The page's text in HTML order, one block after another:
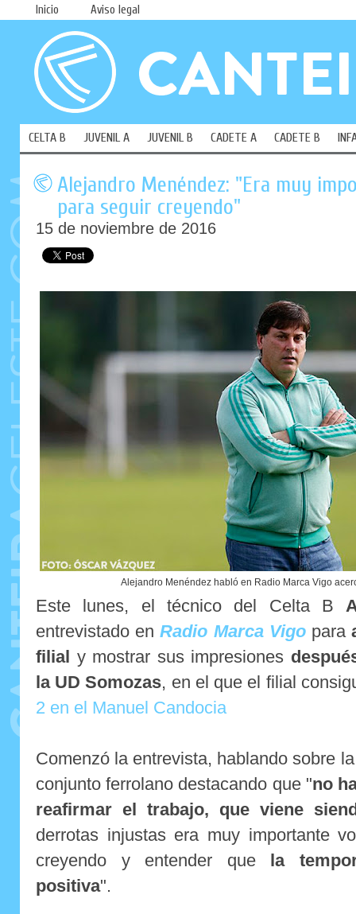
Inicio Aviso legal
CELTA B JUVENIL A JUVENIL B CADETE A CADETE B
Alejandro Menéndez: "Era muy
para seguir creyendo"
15 de noviembre de 2016
Alejandro Menéndez habló en Radio Marca Vigo
Este lunes, el técnico del Celta B
entrevistado enRadio Marca Vigopara
filial y mostrar sus impresiones
la UD Somozas, en el que el filial
2 en el Manuel Candocia
Comenzó la entrevista, hablando sobre
conjunto ferrolano destacando que "no
reafirmar el trabajo, que viene
derrotas injustas era muy importante
creyendo y entender que
la
positiva".